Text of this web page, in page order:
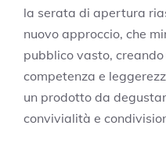
la serata di apertura
nuovo approccio, che
pubblico vasto,
competenza e
un prodotto da
convivialità e